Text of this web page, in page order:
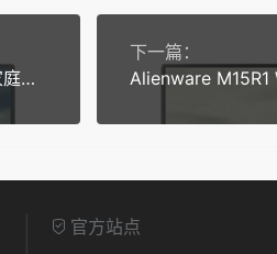
Alienware M17R5 AMD Win11-21H2 原厂系统 家庭中文版 原厂oem系统 带一键恢复
下一篇：
官方站点